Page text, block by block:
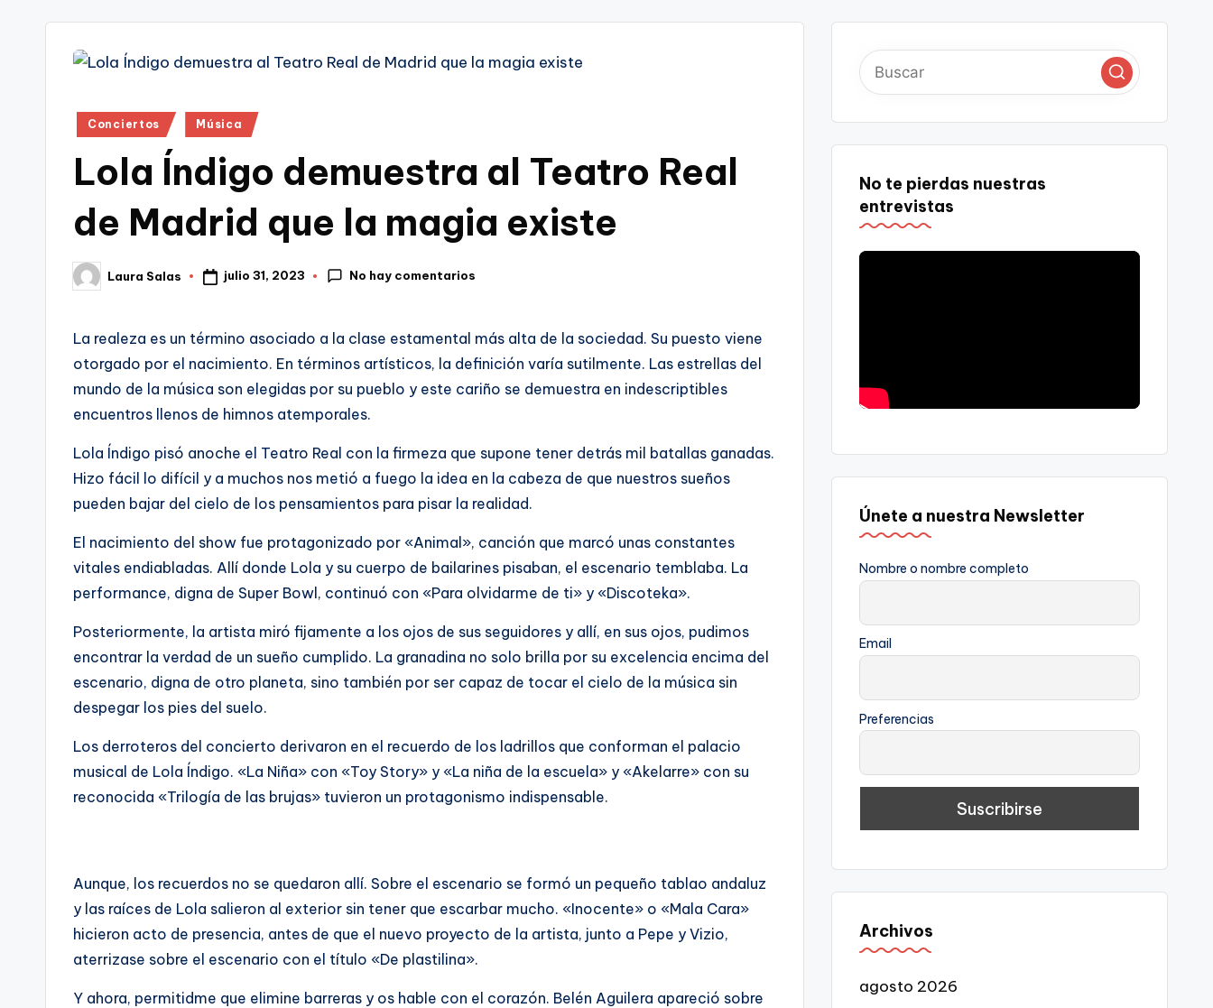
Publicado
Conciertos Música
Lola Índigo demuestra al Teatro Real
de Madrid que la magia existe
Publicado
por
Laura Salas julio 31, 2023 No hay comentarios
La realeza es un término asociado a la clase estamental más alta de la sociedad. Su puesto viene
otorgado por el nacimiento. En términos artísticos, la definición varía sutilmente. Las estrellas del
mundo de la música son elegidas por su pueblo y este cariño se demuestra en indescriptibles
encuentros llenos de himnos atemporales.
Lola Índigo pisó anoche el Teatro Real con la firmeza que supone tener detrás mil batallas ganadas.
Hizo fácil lo difícil y a muchos nos metió a fuego la idea en la cabeza de que nuestros sueños
pueden bajar del cielo de los pensamientos para pisar la realidad.
El nacimiento del show fue protagonizado por «Animal», canción que marcó unas constantes
vitales endiabladas. Allí donde Lola y su cuerpo de bailarines pisaban, el escenario temblaba. La
performance, digna de Super Bowl, continuó con «Para olvidarme de ti» y «Discoteka».
Posteriormente, la artista miró fijamente a los ojos de sus seguidores y allí, en sus ojos, pudimos
encontrar la verdad de un sueño cumplido. La granadina no solo brilla por su excelencia encima del
escenario, digna de otro planeta, sino también por ser capaz de tocar el cielo de la música sin
despegar los pies del suelo.
Los derroteros del concierto derivaron en el recuerdo de los ladrillos que conforman el palacio
musical de Lola Índigo. «La Niña» con «Toy Story» y «La niña de la escuela» y «Akelarre» con su
reconocida «Trilogía de las brujas» tuvieron un protagonismo indispensable.
Aunque, los recuerdos no se quedaron allí. Sobre el escenario se formó un pequeño tablao andaluz
y las raíces de Lola salieron al exterior sin tener que escarbar mucho. «Inocente» o «Mala Cara»
hicieron acto de presencia, antes de que el nuevo proyecto de la artista, junto a Pepe y Vizio,
aterrizase sobre el escenario con el título «De plastilina».
Y ahora, permitidme que elimine barreras y os hable con el corazón. Belén Aguilera apareció sobre
No te pierdas nuestras
entrevistas
Únete a nuestra Newsletter
Nombre o nombre completo
Email
Preferencias
Archivos
agosto 2026